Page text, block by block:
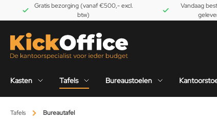
Gratis bezorging (vanaf €500,- excl.
btw)
Vandaag
Kasten Tafels Bureaustoelen
Tafels Bureautafel